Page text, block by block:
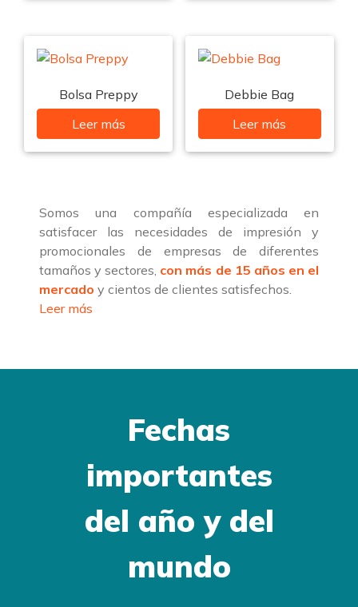
Bolsa Preppy
Leer más
Debbie Bag
Leer más
Somos una compañía especializada en
satisfacer las necesidades de impresión y
promocionales de empresas de diferentes
tamaños y sectores, con más de 15 años en el
mercado y cientos de clientes satisfechos.
Leer más
Fechas
importantes
del año y del
mundo